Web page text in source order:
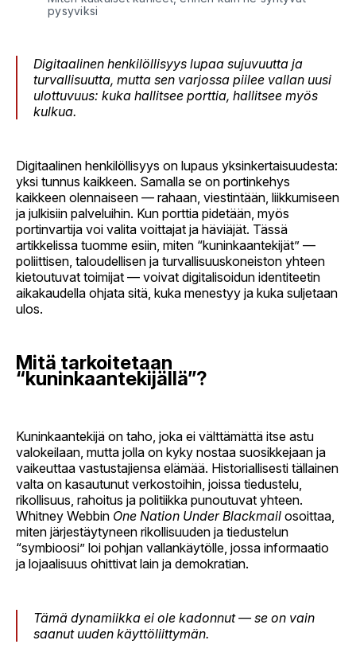
pysyviksi
Digitaalinen henkilöllisyys lupaa sujuvuutta ja
turvallisuutta, mutta sen varjossa piilee vallan uusi
ulottuvuus: kuka hallitsee porttia, hallitsee myös
kulkua.
Digitaalinen henkilöllisyys on lupaus yksinkertaisuudesta:
yksi tunnus kaikkeen. Samalla se on portinkehys
kaikkeen olennaiseen — rahaan, viestintään, liikkumiseen
ja julkisiin palveluihin. Kun porttia pidetään, myös
portinvartija voi valita voittajat ja häviäjät. Tässä
artikkelissa tuomme esiin, miten “kuninkaantekijät” —
poliittisen, taloudellisen ja turvallisuuskoneiston yhteen
kietoutuvat toimijat — voivat digitalisoidun identiteetin
aikakaudella ohjata sitä, kuka menestyy ja kuka suljetaan
ulos.
Mitä tarkoitetaan
“kuninkaantekijällä”?
Kuninkaantekijä on taho, joka ei välttämättä itse astu
valokeilaan, mutta jolla on kyky nostaa suosikkejaan ja
vaikeuttaa vastustajiensa elämää. Historiallisesti tällainen
valta on kasautunut verkostoihin, joissa tiedustelu,
rikollisuus, rahoitus ja politiikka punoutuvat yhteen.
Whitney Webbin One Nation Under Blackmail osoittaa,
miten järjestäytyneen rikollisuuden ja tiedustelun
“symbioosi” loi pohjan vallankäytölle, jossa informaatio
ja lojaalisuus ohittivat lain ja demokratian.
Tämä dynamiikka ei ole kadonnut — se on vain
saanut uuden käyttöliittymän.